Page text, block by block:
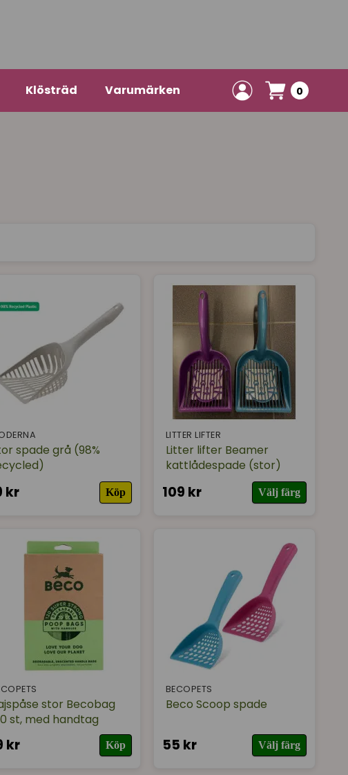
Klösträd Varumärken 0
spade grå (98%
kr Köp
LITTER LIFTER
Litter lifter Beamer
kattlådespade (stor)
109 kr Välj färg
stor Becobag
st, med handtag
kr Köp
BECOPETS
Beco Scoop spade
55 kr Välj färg